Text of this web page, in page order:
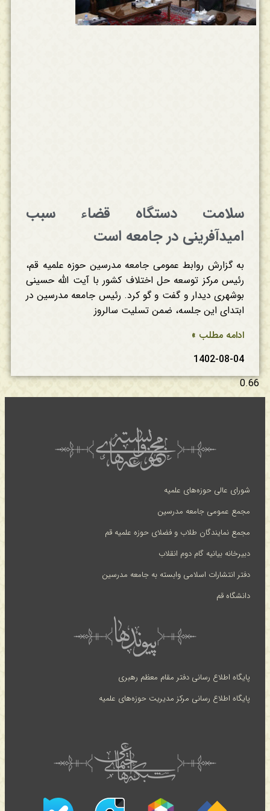
سلامت دستگاه قضاء سبب
امیدآفرینی در جامعه است
به گزارش روابط عمومی جامعه مدرسین حوزه علمیه قم،
رئیس مرکز توسعه حل اختلاف کشور با آیت الله حسینی
بوشهری دیدار و گفت و گو کرد. رئیس جامعه مدرسین در
ابتدای این جلسه، ضمن تسلیت سالروز
ادامه مطلب »
1402-08-04
شورای عالی حوزه‌های علمیه
مجمع عمومی جامعه مدرسین
مجمع نمایندگان طلاب و فضلای حوزه علمیه قم
دبیرخانه بیانیه گام دوم انقلاب
دفتر انتشارات اسلامی وابسته به جامعه مدرسین
دانشگاه قم
پایگاه اطلاع رسانی دفتر مقام معظم رهبری
پایگاه اطلاع رسانی مرکز مدیریت حوزه‌های علمیه